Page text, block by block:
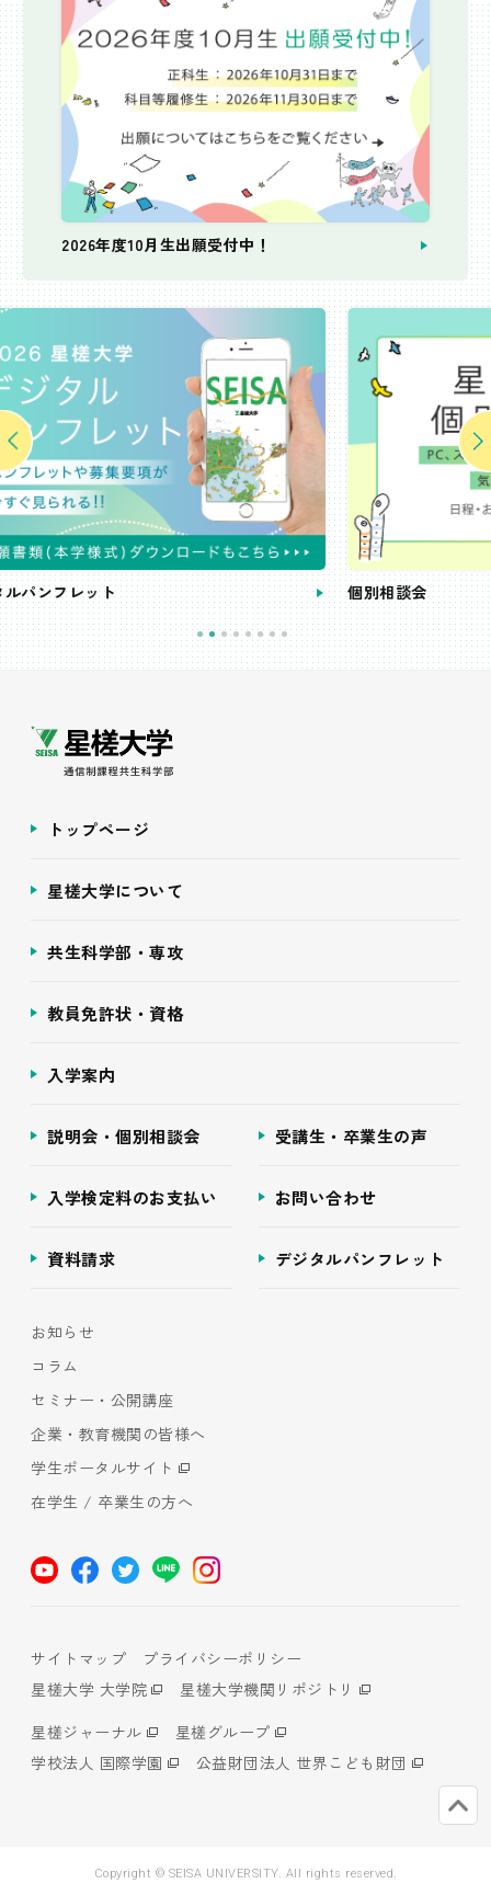
2026年度10月生出願受付中！
個別相談会
トップページ
星槎大学について
共生科学部・専攻
教員免許状・資格
入学案内
説明会・個別相談会 受講生・卒業生の声
入学検定料のお支払い お問い合わせ
資料請求 デジタルパンフレット
お知らせ
コラム
セミナー・公開講座
企業・教育機関の皆様へ
学生ポータルサイト
在学生 / 卒業生の方へ
サイトマップ
プライバシーポリシー
星槎大学 大学院
星槎大学機関リポジトリ
星槎ジャーナル
星槎グループ
学校法人 国際学園
公益財団法人 世界こども財団
Copyright © SEISA UNIVERSITY. All rights reserved.